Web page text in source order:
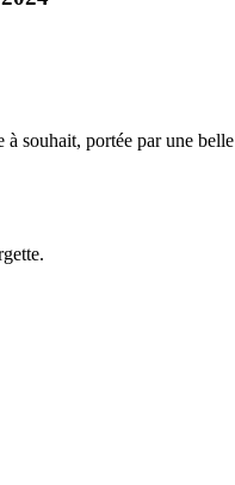
à souhait, portée par une belle